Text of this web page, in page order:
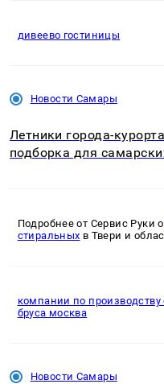
дивеево гостиницы
Новости Самары
Летники города-
подборка для
Подробнее от Сервис Руки
стиральных в Твери и
компании по производству
бруса москва
Новости Самары